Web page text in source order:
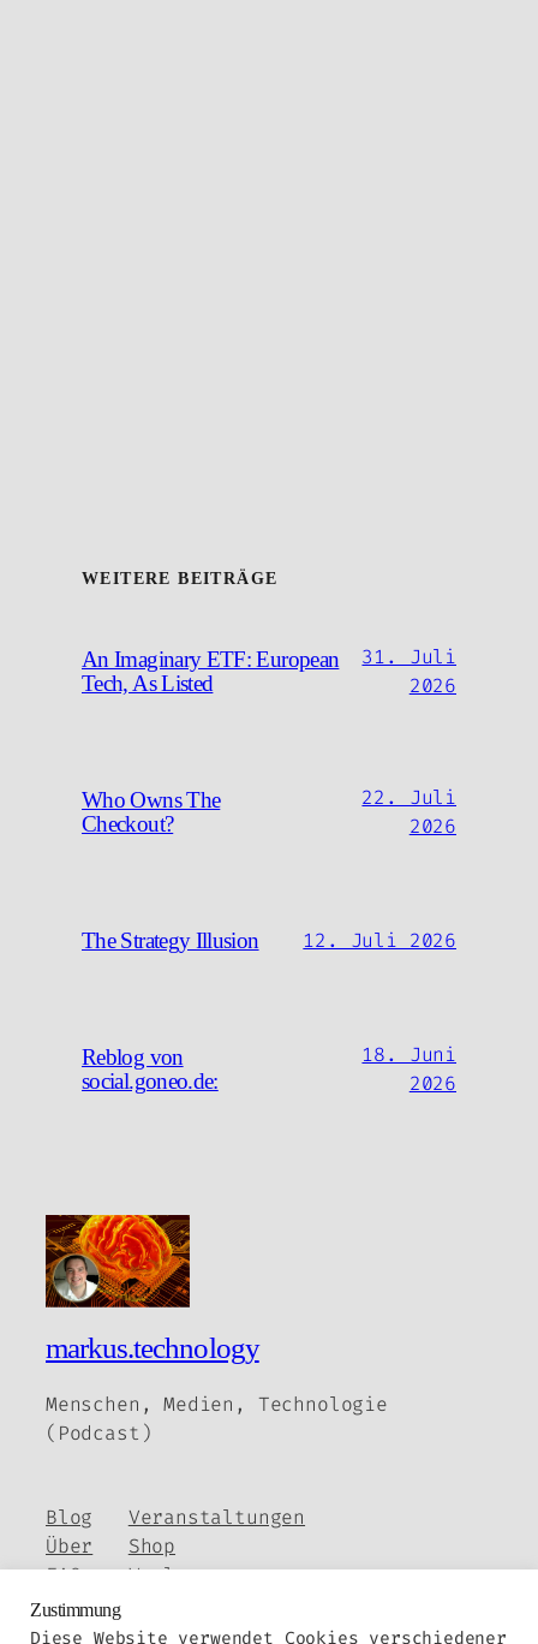
WEITERE BEITRÄGE
An Imaginary ETF: European
Tech, As Listed
31. Juli
2026
Who Owns The
Checkout?
22. Juli
2026
The Strategy Illusion 12. Juli 2026
Reblog von
social.goneo.de:
18. Juni
2026
markus.technology
Menschen, Medien, Technologie
(Podcast)
Blog
Über
FAQs
Autoren
Veranstaltungen
Shop
Vorlagen
Zustimmung
Diese Website verwendet Cookies verschiedener